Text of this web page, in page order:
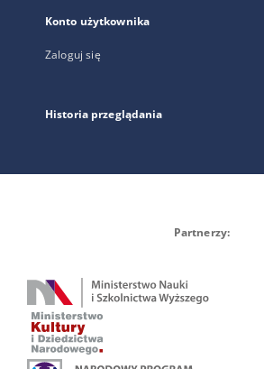
Konto użytkownika
Zaloguj się
Historia przeglądania
Partnerzy: